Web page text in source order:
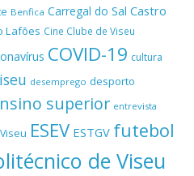
Benfica Carregal do Sal Castro
Lafões Cine Clube de Viseu
COVID-19 cultura
desemprego desporto
superior entrevista
ESEV ESTGV futebol
de Viseu